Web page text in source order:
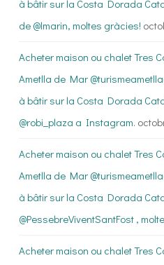
à bâtir sur la Costa Dorada
de @lmarin, moltes gràcies!
Acheter maison ou chalet Tres
Ametlla de Mar
à bâtir sur la Costa Dorada
@robi_plaza a Instagram.
Acheter maison ou chalet Tres
Ametlla de Mar
à bâtir sur la Costa Dorada
@PessebreViventSantFost ,
Acheter maison ou chalet Tres